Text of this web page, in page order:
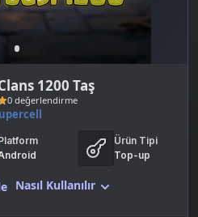
1200 Taş
Ürün Tipi
Top-up
Nasıl Kullanılır